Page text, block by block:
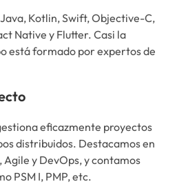
Kotlin, Swift, Objective-C,
Native y Flutter. Casi la
está formado por expertos de
eficazmente proyectos
distribuidos. Destacamos en
y DevOps, y contamos
PSM I, PMP, etc.